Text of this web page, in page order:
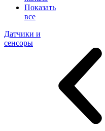
Показать
все
Датчики и
сенсоры